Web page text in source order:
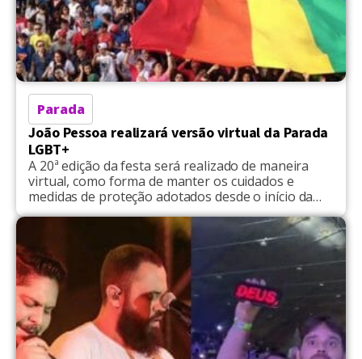
Parada
João Pessoa realizará versão virtual da Parada
LGBT+
A 20ª edição da festa será realizado de maneira
virtual, como forma de manter os cuidados e
medidas de proteção adotados desde o início da
pandemia da Covid-19